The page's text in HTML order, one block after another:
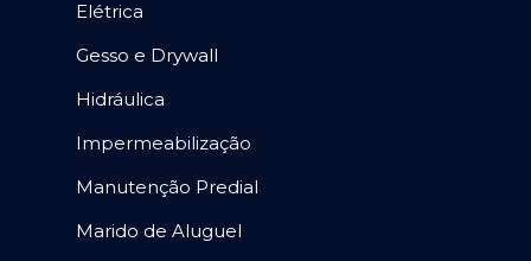
Elétrica
Gesso e Drywall
Hidráulica
Impermeabilização
Manutenção Predial
Marido de Aluguel